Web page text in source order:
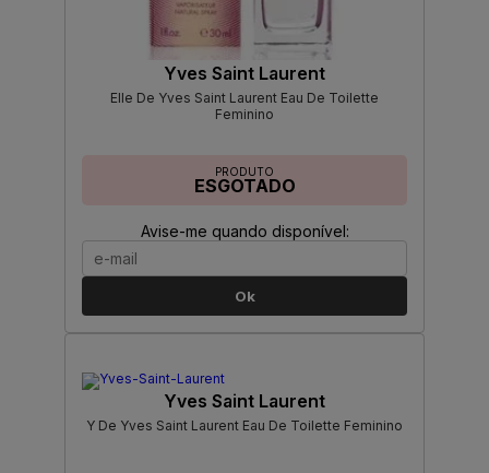
Yves Saint Laurent
Elle De Yves Saint Laurent Eau De Toilette
Feminino
PRODUTO
ESGOTADO
Avise-me quando disponível:
Ok
Yves Saint Laurent
Y De Yves Saint Laurent Eau De Toilette Feminino